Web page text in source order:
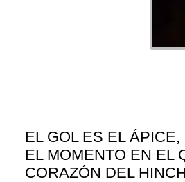
EL GOL ES EL
EL MOMENTO EN EL
CORAZÓN DEL